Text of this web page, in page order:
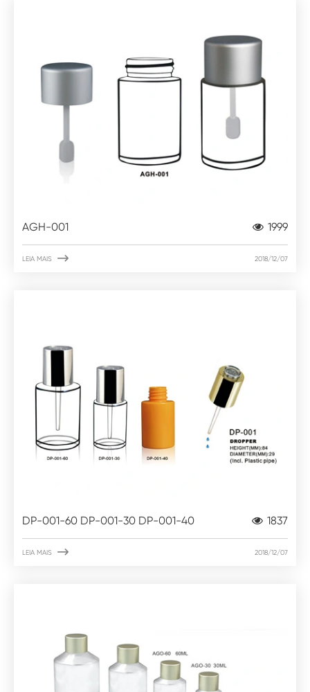
AGH-001 1999
LEIA MAIS  2018/12/07
DP-001-60 DP-001-30 DP-001-40 1837
LEIA MAIS  2018/12/07